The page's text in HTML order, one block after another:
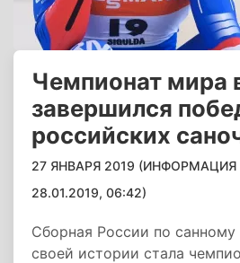
Чемпионат мира
завершился
российских
27 ЯНВАРЯ 2019
28.01.2019, 06:42)
Сборная России по санному
своей истории стала